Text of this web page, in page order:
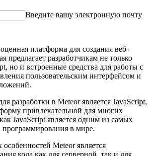
Введите вашу электронную почту
платформа для создания веб-
предлагает разработчикам не только
но и встроенные средства для работы с
пользовательским интерфейсом и
разработки в Meteor является JavaScript,
привлекательной для многих
JavaScript является одним из самых
в мире.
Meteor является
кода как для серверной, так и для